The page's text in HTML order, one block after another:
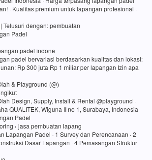
· Kualitas premium untuk lapangan profesional ·
Telusuri dengan: pembuatan
Padel
padel indone
padel bervariasi berdasarkan kualitas dan lokasi:
Rp 300 juta Rp 1 miliar per lapangan Izin apa
& Playground (@)
Design, Supply, Install & Rental @playground ·
QUALITEK, Wiguna II no 1, Surabaya, Indonesia
Padel
› jasa pembuatan lapang
Lapangan Padel · 1 Survey dan Perencanaan · 2
Dasar Lapangan · 4 Pemasangan Struktur